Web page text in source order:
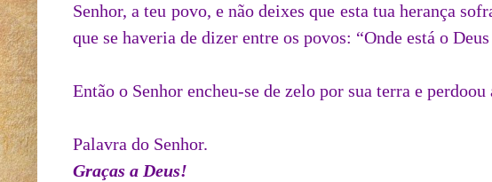
Senhor, a teu povo, e não deixes que esta tua herança
que se haveria de dizer entre os povos: “Onde está o Deus
Então o Senhor encheu-se de zelo por sua terra e perdoou
Palavra do Senhor.
Graças a Deus!